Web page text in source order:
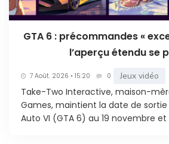
GTA 6 : précommandes «
l’aperçu étendu se
7 Août. 2026 • 15:20 0 Jeux vidéo
Take-Two Interactive, maison-
Games, maintient la date de
Auto VI (GTA 6) au 19 novembre et